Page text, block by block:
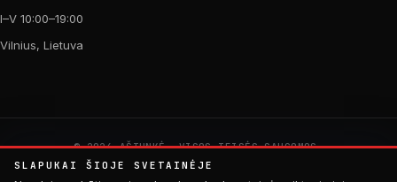
I–V 10:00–19:00
Vilnius, Lietuva
© 2026 AŠTUNKĖ. VISOS TEISĖS SAUGOMOS.
PAGAMINTA SU MEILE DVIRAČIAMS. 🚴
SLAPUKAI ŠIOJE SVETAINĖJE